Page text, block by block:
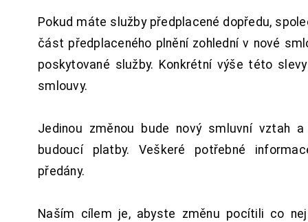
Pokud máte služby předplacené dopředu,
část předplaceného plnění zohlední v nové
poskytované služby. Konkrétní výše této
smlouvy.
Jedinou změnou bude nový smluvní vztah
budoucí platby. Veškeré potřebné
předány.
Naším cílem je, abyste změnu pocítili co